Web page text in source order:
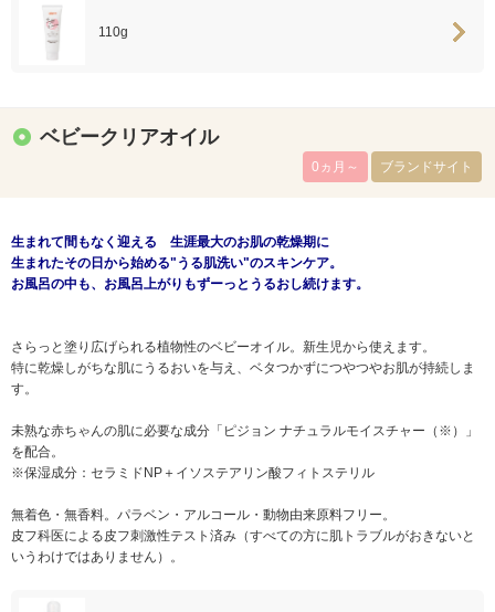
110g
ベビークリアオイル
0ヵ月～ ブランドサイト
生まれて間もなく迎える 生涯最大のお肌の乾燥期に
生まれたその日から始める"うる肌洗い"のスキンケア。
お風呂の中も、お風呂上がりもずーっとうるおし続けます。
さらっと塗り広げられる植物性のベビーオイル。新生児から使えます。
特に乾燥しがちな肌にうるおいを与え、ベタつかずにつやつやお肌が持続しま
す。
未熟な赤ちゃんの肌に必要な成分「ピジョン ナチュラルモイスチャー（※）」
を配合。
※保湿成分：セラミドNP＋イソステアリン酸フィトステリル
無着色・無香料。パラベン・アルコール・動物由来原料フリー。
皮フ科医による皮フ刺激性テスト済み（すべての方に肌トラブルがおきないと
いうわけではありません）。